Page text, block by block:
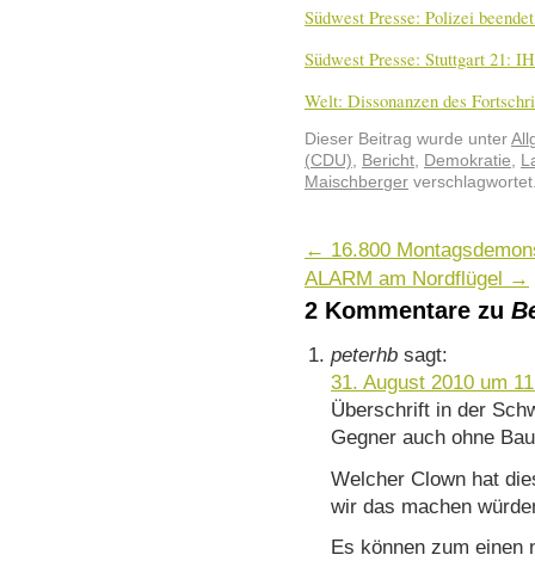
Südwest Presse: Polizei
Südwest Presse: Stuttgart 21:
Welt: Dissonanzen des
Dieser Beitrag wurde unter
(CDU)
Bericht Demokratie
Maischberger
← 16.800
ALARM am Nordflügel →
2 Kommentare zu
peterhb sagt:
31. August 2010 um
Überschrift in der
Gegner auch ohne
Welcher Clown hat
wir das machen
Es können zum einen